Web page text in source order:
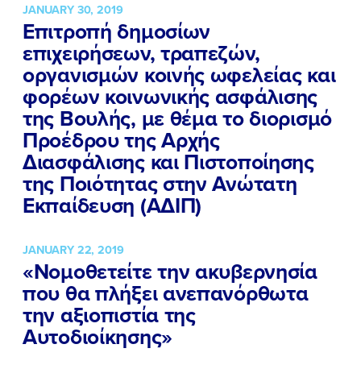
JANUARY 30, 2019
Επιτροπή δημοσίων
επιχειρήσεων, τραπεζών,
οργανισμών κοινής ωφελείας και
φορέων κοινωνικής ασφάλισης
της Βουλής, με θέμα το διορισμό
Προέδρου της Αρχής
Διασφάλισης και Πιστοποίησης
της Ποιότητας στην Ανώτατη
Εκπαίδευση (ΑΔΙΠ)
JANUARY 22, 2019
«Νομοθετείτε την ακυβερνησία
που θα πλήξει ανεπανόρθωτα
την αξιοπιστία της
Αυτοδιοίκησης»